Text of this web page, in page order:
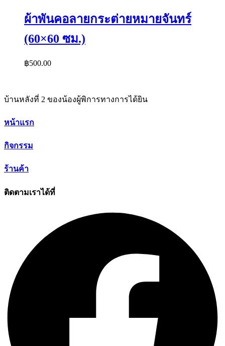
ผ้าพันคอลายกระต่ายหมายจันทร์
(60×60 ซม.)
฿500.00
บ้านหลังที่ 2 ของน้องผู้พิการทางการได้ยิน
หน้าแรก
กิจกรรม
ร้านค้า
ติดตามเราได้ที่